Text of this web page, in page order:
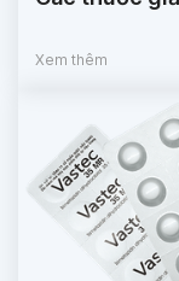
Xem thêm